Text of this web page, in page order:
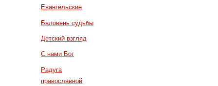
Евангельские
Баловень судьбы
Детский взгляд
С нами Бог
Радуга
православной